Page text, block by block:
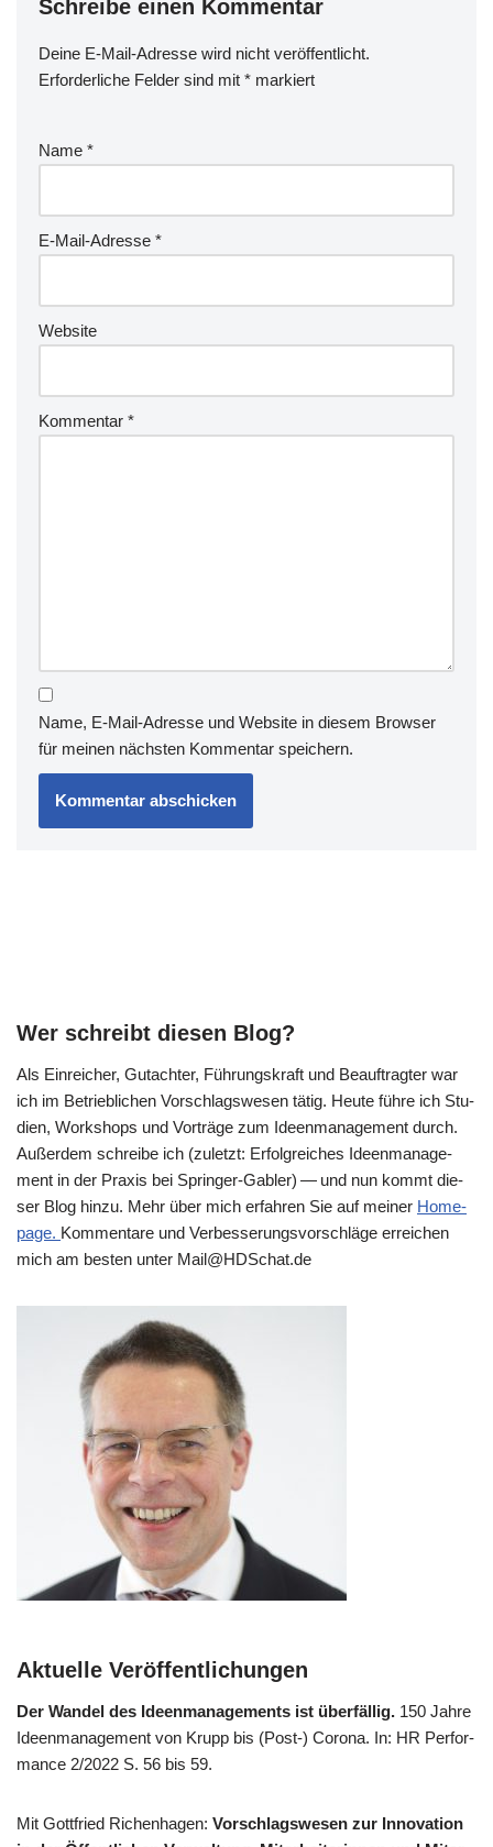
Schreibe einen Kommentar
Deine E-Mail-Adresse wird nicht veröffentlicht.
Erforderliche Felder sind mit * markiert
Name *
E-Mail-Adresse *
Website
Kommentar *
Name, E-Mail-Adresse und Website in diesem Browser
für meinen nächsten Kommentar speichern.
Wer schreibt diesen Blog?
Als Ein­rei­cher, Gut­ach­ter, Füh­rungs­kraft und Beauf­trag­ter war
ich im Betrieb­li­chen Vor­schlags­we­sen tätig. Heu­te füh­re ich Stu­
di­en, Work­shops und Vor­trä­ge zum Ideen­ma­nage­ment durch.
Außer­dem schrei­be ich (zuletzt: Erfolg­rei­ches Ideen­ma­nage­
ment in der Pra­xis bei Sprin­ger-Gab­ler) — und nun kommt die­
ser Blog hin­zu. Mehr über mich erfah­ren Sie auf mei­ner Home­
page. Kom­men­ta­re und Ver­bes­se­rungs­vor­schlä­ge errei­chen
mich am besten unter Mail@​HDSchat.​de
Aktuelle Veröffentlichungen
Der Wan­del des Ideen­ma­nage­ments ist über­fäl­lig. 150 Jah­re
Ideen­ma­nage­ment von Krupp bis (Post-) Coro­na. In: HR Per­for­
mance 2/​2022 S. 56 bis 59.
Mit Gott­fried Richen­ha­gen: Vor­schlags­we­sen zur Inno­va­ti­on